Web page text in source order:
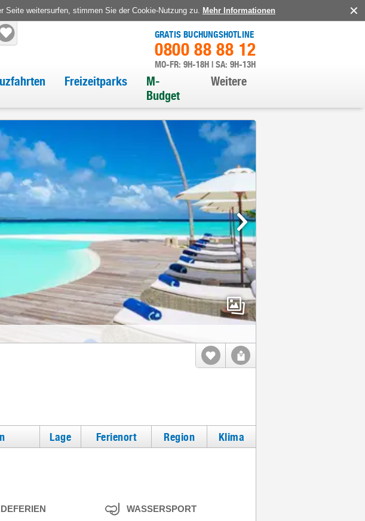
Seite weitersurfen, stimmen Sie der Cookie-Nutzung zu. Mehr Informationen
GRATIS BUCHUNGSHOTLINE
0800 88 88 12
MO-FR: 9H-18H | SA: 9H-13H
Freizeitparks
M-
Budget
Weitere
Lage Ferienort Region Klima
WASSERSPORT